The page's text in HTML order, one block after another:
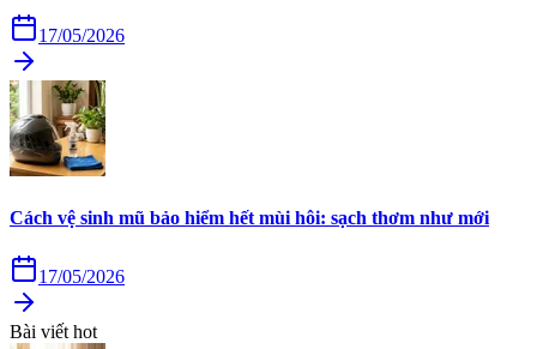
17/05/2026
Cách vệ sinh mũ bảo hiểm hết mùi hôi: sạch thơm như mới
17/05/2026
Bài viết hot